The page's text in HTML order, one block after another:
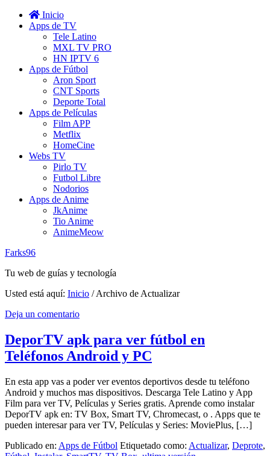
Inicio
Apps de TV
Tele Latino
MXL TV PRO
HN IPTV 6
Apps de Fútbol
Aron Sport
CNT Sports
Deporte Total
Apps de Películas
Film APP
Metflix
HomeCine
Webs TV
Pirlo TV
Futbol Libre
Nodorios
Apps de Anime
JkAnime
Tio Anime
AnimeMeow
Farks96
Tu web de guías y tecnología
Usted está aquí: Inicio /Archivo de Actualizar
Deja un comentario
DeporTV apk para ver fútbol en
Teléfonos Android y PC
En esta app vas a poder ver eventos deportivos desde tu teléfono
Android y muchos mas dispositivos. Descarga Tele Latino y App
Film para ver TV, Películas y Series gratis. Aprende como instalar
DeporTV apk en: TV Box, Smart TV, Chromecast, o . Apps que te
pueden interesar para ver TV, Películas y Series: MoviePlus, […]
Publicado en: Apps de Fútbol Etiquetado como: Actualizar, Deprote,